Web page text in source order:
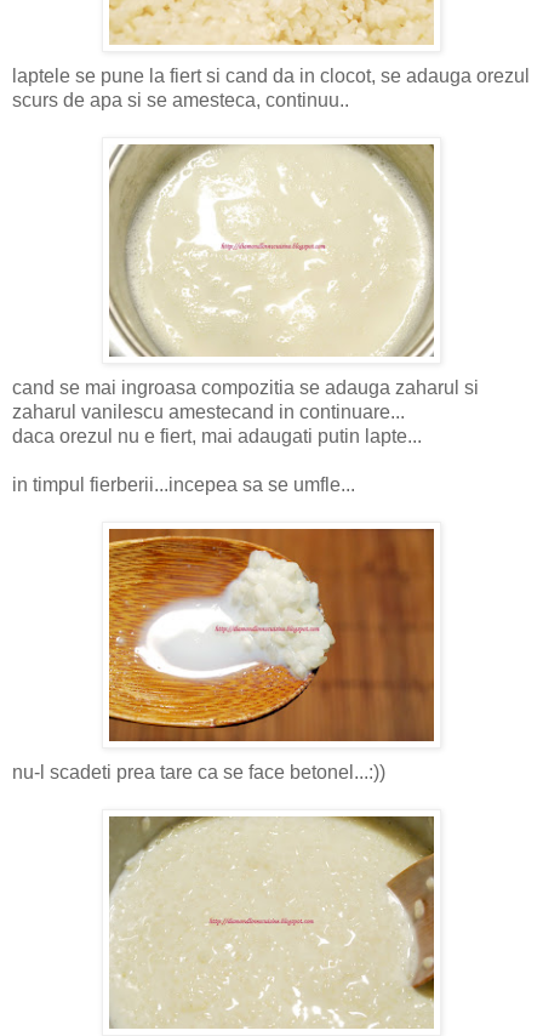
laptele se pune la fiert si cand da in clocot, se adauga orezul
scurs de apa si se amesteca, continuu..
cand se mai ingroasa compozitia se adauga zaharul si
zaharul vanilescu amestecand in continuare...
daca orezul nu e fiert, mai adaugati putin lapte...
in timpul fierberii...incepea sa se umfle...
nu-l scadeti prea tare ca se face betonel...:))